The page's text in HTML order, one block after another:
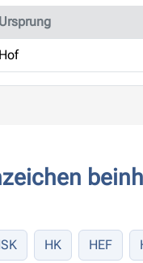
Ursprung
Hof
HK HEF